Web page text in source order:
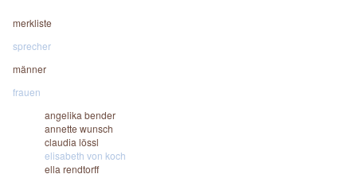
merkliste
sprecher
männer
frauen
angelika bender
annette wunsch
claudia lössl
elisabeth von koch
ella rendtorff